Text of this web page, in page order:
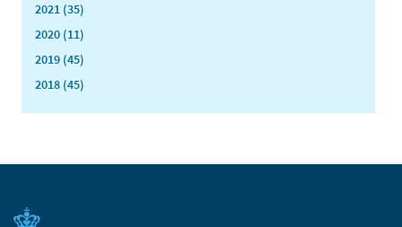
2021 (35)
2020 (11)
2019 (45)
2018 (45)